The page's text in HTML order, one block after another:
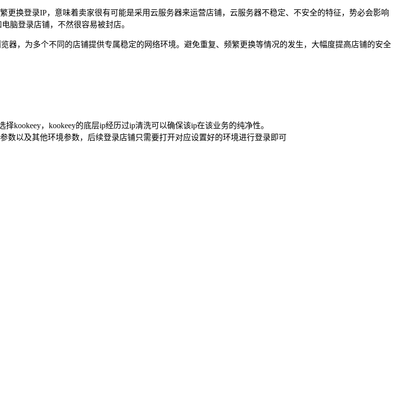
更换登录IP，意味着卖家很有可能是采用云服务器来运营店铺，云服务器不稳定、不安全的特征，势必会影响
脑登录店铺，不然很容易被封店。
器，为多个不同的店铺提供专属稳定的网络环境。避免重复、频繁更换等情况的发生，大幅度提高店铺的安全
kookeey，kookeey的底层ip经历过ip清洗可以确保该ip在该业务的纯净性。
以及其他环境参数，后续登录店铺只需要打开对应设置好的环境进行登录即可